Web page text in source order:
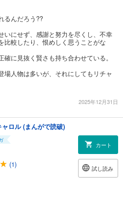
るんだろう??
いにせず、感謝と努力を尽くし、不幸
比較したり、恨めしく思うことがな
に見抜く賢さも持ち合わせている。
場人物は多いが、それにしてもリチャ
2025年12月31日
ロル (まんがで読破)
(1)
カート
試し読み